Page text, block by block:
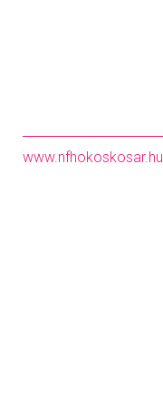
www.nfhokoskosar.hu